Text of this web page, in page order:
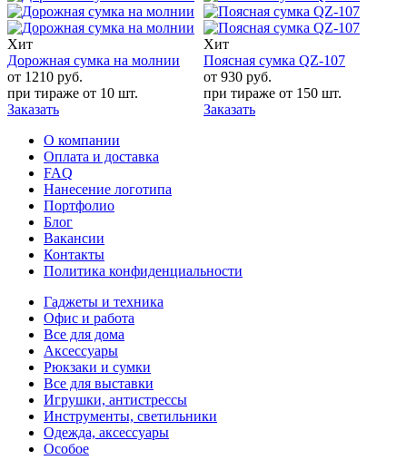
Хит
Дорожная сумка на молнии
от 1210 руб.
при тираже от 10 шт.
Заказать
Хит
Поясная сумка QZ-107
от 930 руб.
при тираже от 150 шт.
Заказать
О компании
Оплата и доставка
FAQ
Нанесение логотипа
Портфолио
Блог
Вакансии
Контакты
Политика конфиденциальности
Гаджеты и техника
Офис и работа
Все для дома
Аксессуары
Рюкзаки и сумки
Все для выставки
Игрушки, антистрессы
Инструменты, светильники
Одежда, аксессуары
Особое